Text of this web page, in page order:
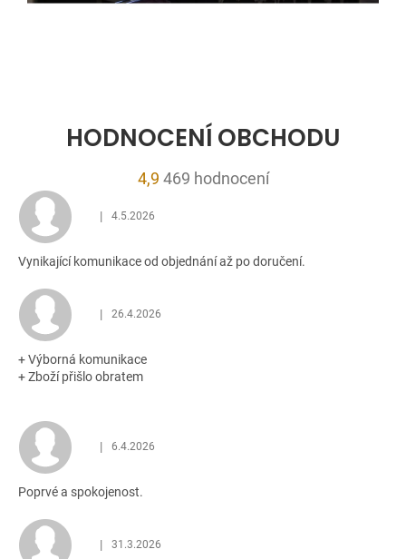
HODNOCENÍ OBCHODU
4,9 Průměrné
4,9
469 hodnocení
Hodnocení obchodu je 5 z 5 hvězdiček.
| 4.5.2026
Vynikající komunikace od objednání až po doručení.
Hodnocení obchodu je 5 z 5 hvězdiček.
| 26.4.2026
+ Výborná komunikace
+ Zboží přišlo obratem
Hodnocení obchodu je 5 z 5 hvězdiček.
| 6.4.2026
Poprvé a spokojenost.
Hodnocení obchodu je 5 z 5 hvězdiček.
| 31.3.2026